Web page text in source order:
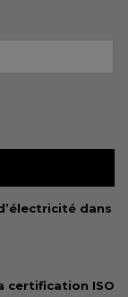
dans
certification ISO